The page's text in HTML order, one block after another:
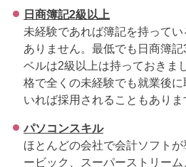
日商簿記2級以上
未経験であれば簿記を持って
ありません。最低でも日商簿
ベルは2級以上は持っておきま
格で全くの未経験でも就業後
いれば採用されることもありま
パソコンスキル
ほとんどの会社で会計ソフト
ービック、スーパーストリー